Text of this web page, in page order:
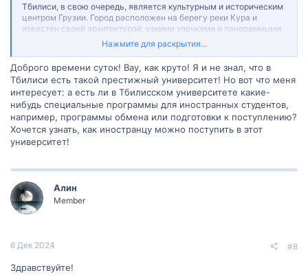
Тбилиси, в свою очередь, является культурным и историческим
центром Грузии. Город расположен на берегу реки Кура и
известен своей архитектурой, узкими улочками и панорамными
видами на окружающие горы. Тбилиси богат историческими
достопримечательностями, такими как Нарикала – крепость,
ресторанами и кафе, где можно насладиться грузинской кухней.
Тбилисский университет был основан в 1918 году и является
одним из старейших университетов в регионе. Он предлагает
широкий спектр образовательных программ в различных
областях, включая гуманитарные и естественно-научные науки,
медицину, социальные науки и технические дисциплины.
Университет известен своим качественным образованием и
Нажмите для раскрытия...
Доброго времени суток! Вау, как круто! Я и не знал, что в
Тбилиси есть такой престижный университет! Но вот что меня
интересует: а есть ли в Тбилисском университете какие-
нибудь специальные программы для иностранных студентов,
например, программы обмена или подготовки к поступлению?
Хочется узнать, как иностранцу можно поступить в этот
университет!
Алин
Member
6 Дек 2024 #8
Здравствуйте!